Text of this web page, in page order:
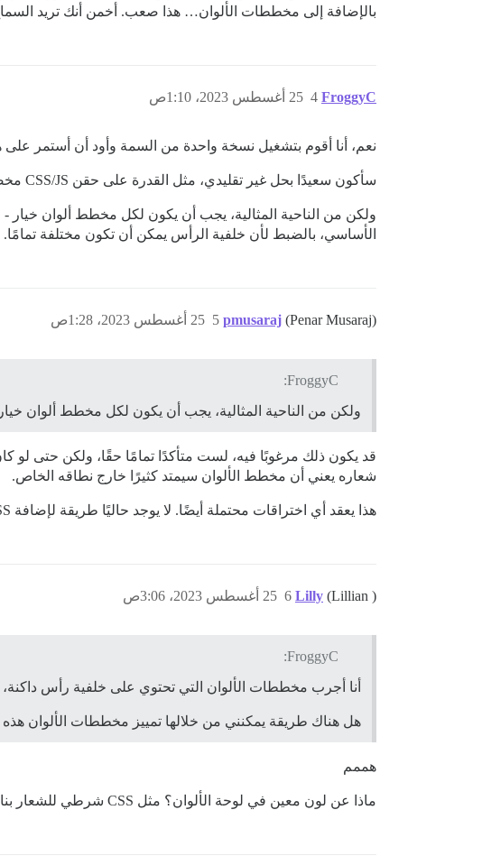
بالإضافة إلى مخططات الألوان… هذا صعب. أخمن أنك تريد
FroggyC 25 أغسطس 2023، 1:10ص 4
نعم، أنا أقوم بتشغيل نسخة واحدة من السمة وأود أن أستمر على
سأكون سعيدًا بحل غير تقليدي، مثل القدرة على حقن CSS/JS مخصص بناءً على مخطط الألوان.
ولكن من الناحية المثالية، يجب أن يكون لكل مخطط ألوان خيار - في
الأساسي، بالضبط لأن خلفية الرأس يمكن أن تكون مختلفة تمامًا.
pmusaraj (Penar Musaraj) 25 أغسطس 2023، 1:28ص 5
FroggyC:
ولكن من الناحية المثالية، يجب أن يكون لكل مخطط ألوان خيار
قد يكون ذلك مرغوبًا فيه، لست متأكدًا تمامًا حقًا، ولكن حتى لو
شعاره يعني أن مخطط الألوان سيمتد كثيرًا خارج نطاقه الخاص.
هذا يعقد أي اختراقات محتملة أيضًا. لا يوجد حاليًا طريقة لإضافة CSS أو JS بناءً على اسم أو معرف مخطط الألوان.
Lilly (Lillian ) 25 أغسطس 2023، 3:06ص 6
FroggyC:
أنا أجرب مخططات الألوان التي تحتوي على خلفية رأس
هل هناك طريقة يمكنني من خلالها تمييز مخططات الألوان
هممم
ماذا عن لون معين في لوحة الألوان؟ مثل CSS شرطي للشعار بناءً على لون الرأس؟